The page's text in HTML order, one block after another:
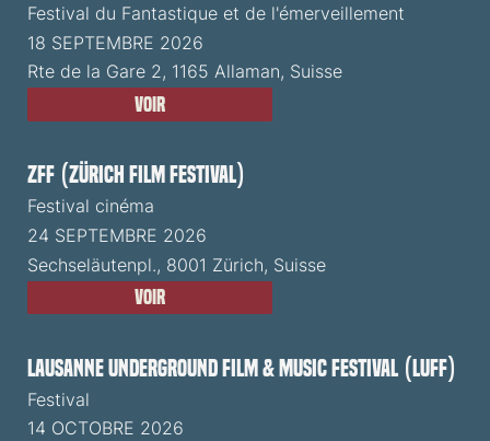
Festival du Fantastique et de l'émerveillement
18 SEPTEMBRE 2026
Rte de la Gare 2, 1165 Allaman, Suisse
Voir
ZFF (Zürich Film Festival)
Festival cinéma
24 SEPTEMBRE 2026
Sechseläutenpl., 8001 Zürich, Suisse
Voir
Lausanne Underground Film & Music Festival (LUFF)
Festival
14 OCTOBRE 2026